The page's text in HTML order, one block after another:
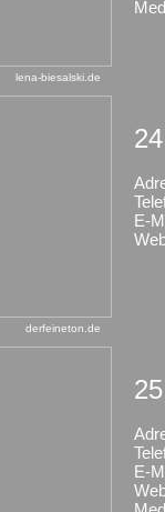
lena-biesalski.de
E-
derfeineton.de
E-